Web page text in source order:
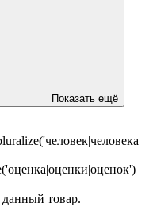
Показать ещё
товар.